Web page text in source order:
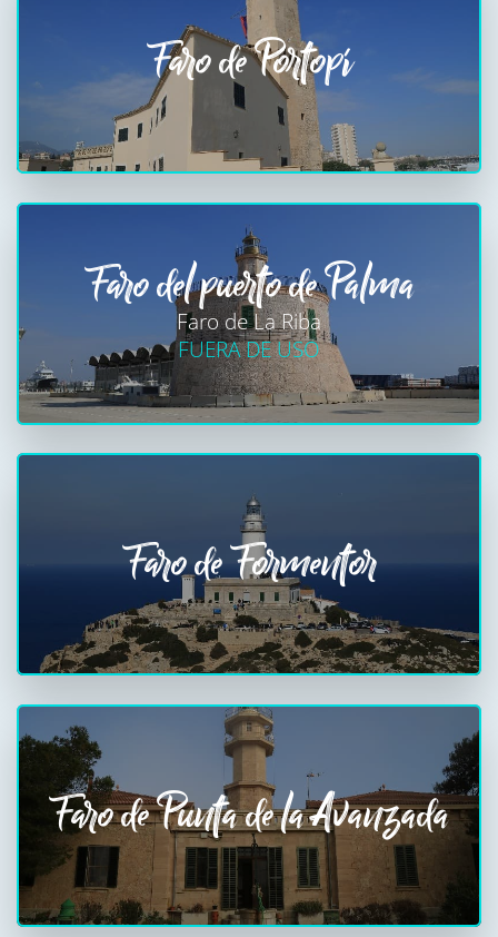
Faro de Portopí
Faro del puerto de Palma
Faro de La Riba
FUERA DE USO
Faro de Formentor
Faro de Punta de la Avanzada